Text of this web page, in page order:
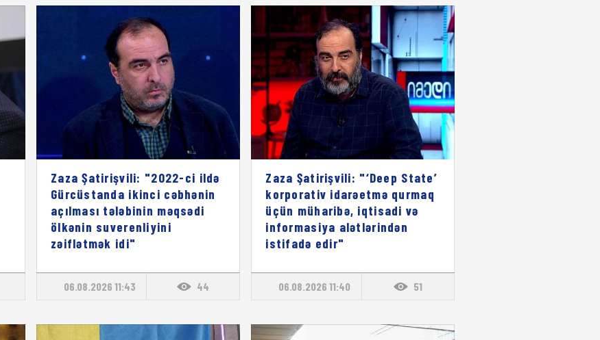
Zaza Şatirişvili: "2022-ci ildə
Gürcüstanda ikinci cəbhənin
açılması tələbinin məqsədi
ölkənin suverenliyini
zəiflətmək idi"
06.08.2026 11:43 44
Zaza Şatirişvili: "‘Deep State’
korporativ idarəetmə qurmaq
üçün müharibə, iqtisadi və
informasiya alətlərindən
istifadə edir"
06.08.2026 11:40 51